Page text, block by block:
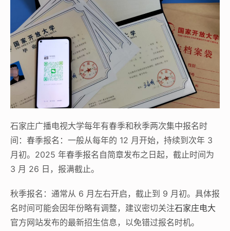
石家庄广播电视大学每年有春季和秋季两次集中报名时
间：春季报名：一般从每年的 12 月开始，持续到次年 3
月初。2025 年春季报名自简章发布之日起，截止时间为
3 月 26 日，报满截止。
秋季报名：通常从 6 月左右开启，截止到 9 月初。具体报
名时间可能会因年份略有调整，建议密切关注石家庄电大
官方网站发布的最新招生信息，以免错过报名时机。